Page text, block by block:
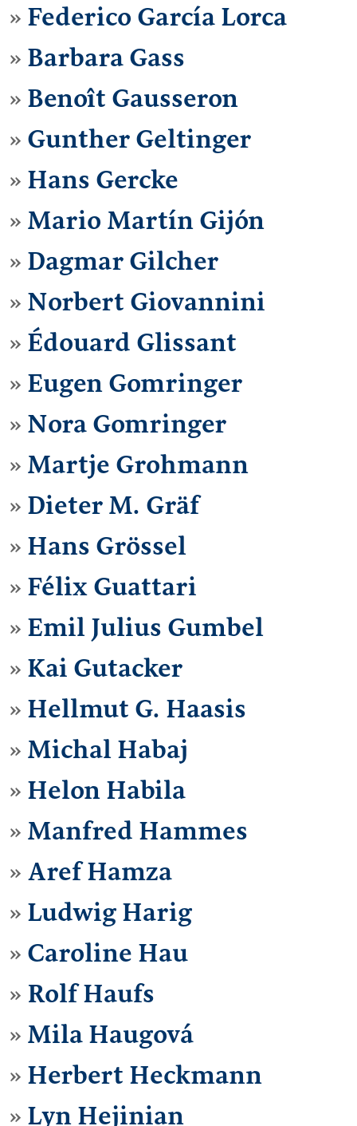
Federico García Lorca
Barbara Gass
Benoît Gausseron
Gunther Geltinger
Hans Gercke
Mario Martín Gijón
Dagmar Gilcher
Norbert Giovannini
Édouard Glissant
Eugen Gomringer
Nora Gomringer
Martje Grohmann
Dieter M. Gräf
Hans Grössel
Félix Guattari
Emil Julius Gumbel
Kai Gutacker
Hellmut G. Haasis
Michal Habaj
Helon Habila
Manfred Hammes
Aref Hamza
Ludwig Harig
Caroline Hau
Rolf Haufs
Mila Haugová
Herbert Heckmann
Lyn Hejinian